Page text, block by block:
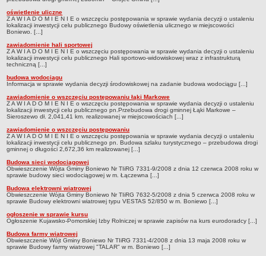
Lista lokalnych liderów
Podmioty uprawnione do świadczenia usług integracji społecznej
Podmioty realizujące usługi integracji społecznej w 2009
Wykaz usług społecznych
Plan utrwalania rezultatów
FUNDUSZ WSPARCIA
MIENIE KOMUNALNE
2006
2007
2008
2010
2009
POMOC PUBLICZNA
PUBLICZNIE DOSTĘPNY WYKAZ DANYCH ZAWIERAJĄCYCH INFORMACJE O
Pliki do pobrania
Udostepnianie informacji o środowisku
Informacja o wykazie
oświetlenie uliczne
Z A W I A D O M I E N I E o wszczęciu postępowania w sprawie wydania decyzji o ustaleniu
lokalizacji inwestycji celu publicznego Budowy oświetlenia ulicznego w miejscowości
Boniewo. [...]
zawiadomienie hali sportowej
Z A W I A D O M I E N I E o wszczęciu postępowania w sprawie wydania decyzji o ustaleniu
lokalizacji inwestycji celu publicznego Hali sportowo-widowiskowej wraz z infrastrukturą
techniczną [...]
budowa wodociągu
Informacja w sprawie wydania decyzji środowiskowej na zadanie budowa wodociągu [...]
zawiadomienie o wszczęciu postępowaniu łąki Markowe
Z A W I A D O M I E N I E o wszczęciu postępowania w sprawie wydania decyzji o ustaleniu
lokalizacji inwestycji celu publicznego pn.Przebudowa drogi gminnej Łąki Markowe –
Sieroszewo dł. 2,041,41 km. realizowanej w miejscowościach [...]
zawiadomienie o wszczęciu postępowaniu
Z A W I A D O M I E N I E o wszczęciu postępowania w sprawie wydania decyzji o ustaleniu
lokalizacji inwestycji celu publicznego pn. Budowa szlaku turystycznego – przebudowa drogi
gminnej o długości 2,672,36 km realizowanej [...]
Budowa sieci wodociągowej
Obwieszczenie Wójta Gminy Boniewo Nr TIiRG 7331-9/2008 z dnia 12 czerwca 2008 roku w
sprawie budowy sieci wodociągowej w m. Łączewna [...]
Budowa elektrowni wiatrowej
Obwieszczenie Wójta Gminy Boniewo Nr TIiRG 7632-5/2008 z dnia 5 czerwca 2008 roku w
sprawie Budowy elektrowni wiatrowej typu VESTAS 52/850 w m. Boniewo [...]
ogłoszenie w sprawie kursu
Ogłoszenie Kujawsko-Pomorskiej Izby Rolniczej w sprawie zapisów na kurs eurodoradcy [...]
Budowa farmy wiatrowej
Obwieszczenie Wójt Gminy Boniewo Nr TIiRG 7331-4/2008 z dnia 13 maja 2008 roku w
sprawie Budowy farmy wiatrowej "TALAR" w m. Boniewo [...]